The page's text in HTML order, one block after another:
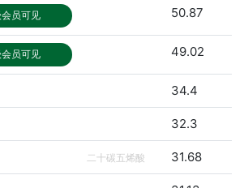
员可见 50.87
员可见 49.02
34.4
32.3
二十碳五烯酸 31.68